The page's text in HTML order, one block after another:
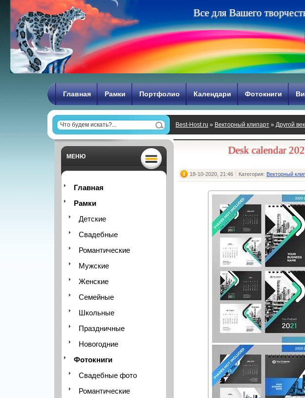
Все для Вашего творчест
Главная Рамки Портфолио Календари Фотокниги
Best-Host.ru » Векторный клипарт » Другой
МЕНЮ
Главная
Рамки
Детские
Свадебные
Романтические
Мужские
Женские
Семейные
Школьные
Праздничные
Новогодние
Фотокниги
Свадебные фото
Романтические
Desk calendar
18-10-2020, 21:46 Категория: Векторный